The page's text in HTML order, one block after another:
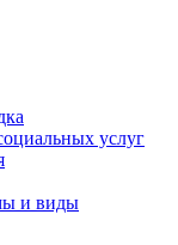
услуг
и виды